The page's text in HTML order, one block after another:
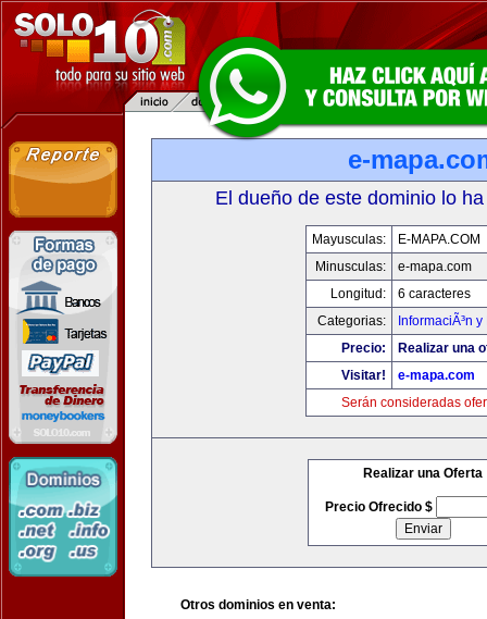
e-
El dueño de este dominio lo
Mayusculas:
E-MAPA.COM
Minusculas:
e-mapa.com
Longitud:
6 caracteres
Categorias:
InformaciÃ³n
Precio:
Realizar una
Visitar!
e-mapa.com
Serán consideradas
Realizar una Oferta
Precio Ofrecido $
Otros dominios en venta: